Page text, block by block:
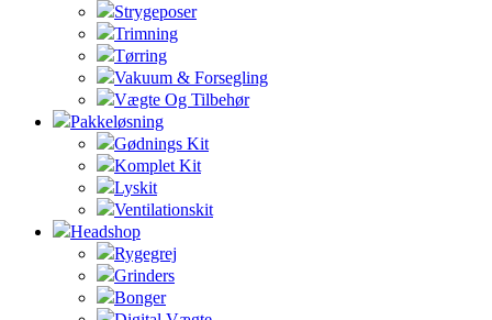
Strygeposer
Trimning
Tørring
Vakuum & Forsegling
Vægte Og Tilbehør
Pakkeløsning
Gødnings Kit
Komplet Kit
Lyskit
Ventilationskit
Headshop
Rygegrej
Grinders
Bonger